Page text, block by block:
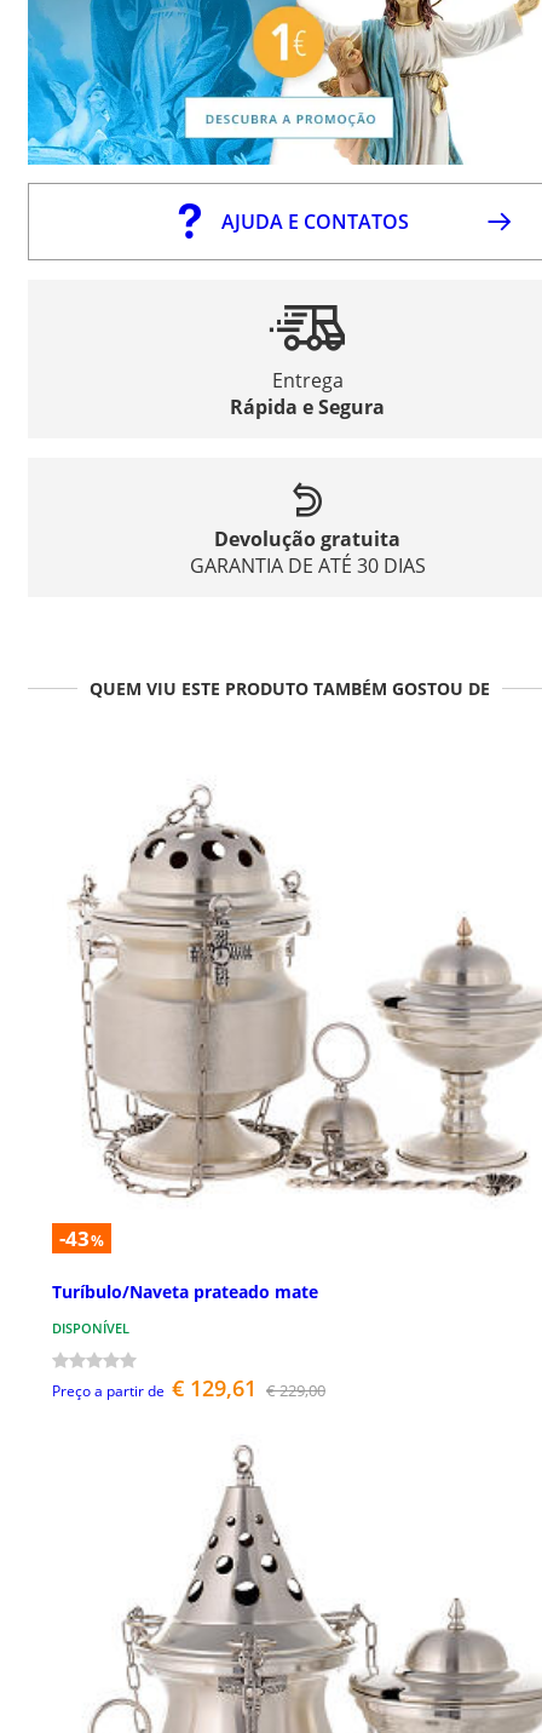
AJUDA E CONTATOS
Entrega
Rápida e Segura
Devolução gratuita
GARANTIA DE ATÉ 30 DIAS
QUEM VIU ESTE PRODUTO TAMBÉM GOSTOU DE
-43%
Turíbulo/Naveta prateado mate
DISPONÍVEL
Preço a partir de € 129,61 € 229,00